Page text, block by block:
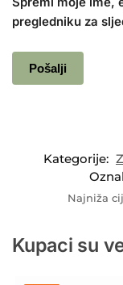
pregledniku za
Kategorije:
Najniža
Kupaci su